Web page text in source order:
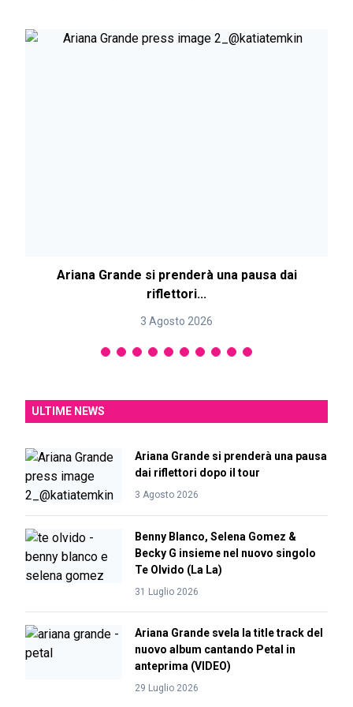
Ariana Grande si prenderà una pausa dai
riflettori...
3 Agosto 2026
ULTIME NEWS
Ariana Grande si prenderà una pausa
dai riflettori dopo il tour
3 Agosto 2026
Benny Blanco, Selena Gomez &
Becky G insieme nel nuovo singolo
Te Olvido (La La)
31 Luglio 2026
Ariana Grande svela la title track del
nuovo album cantando Petal in
anteprima (VIDEO)
29 Luglio 2026